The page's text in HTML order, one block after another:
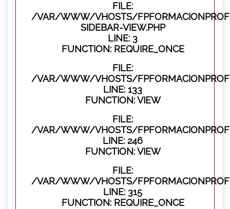
FILE:
/VAR/WWW/VHOSTS/
SIDEBAR-VIEW.PHP
LINE: 3
FUNCTION: REQUIRE_ONCE
FILE:
/VAR/WWW/VHOSTS/
LINE: 133
FUNCTION: VIEW
FILE:
/VAR/WWW/VHOSTS/
LINE: 246
FUNCTION: VIEW
FILE:
/VAR/WWW/VHOSTS/
LINE: 315
FUNCTION: REQUIRE_ONCE